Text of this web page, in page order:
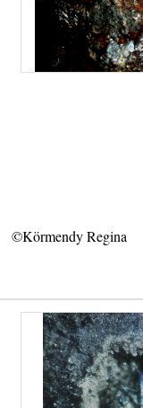
©Körmendy Regina